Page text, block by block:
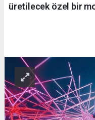
üretilecek özel bir